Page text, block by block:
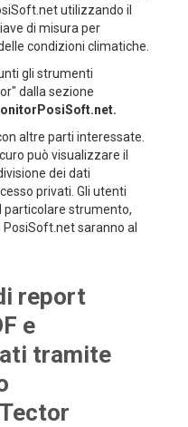
utilizzando il
di misura per
condizioni climatiche.
gli strumenti
dalla sezione
altre parti interessate.
può visualizzare il
dei dati
privati. Gli utenti
particolare strumento,
saranno al
report
e
tramite